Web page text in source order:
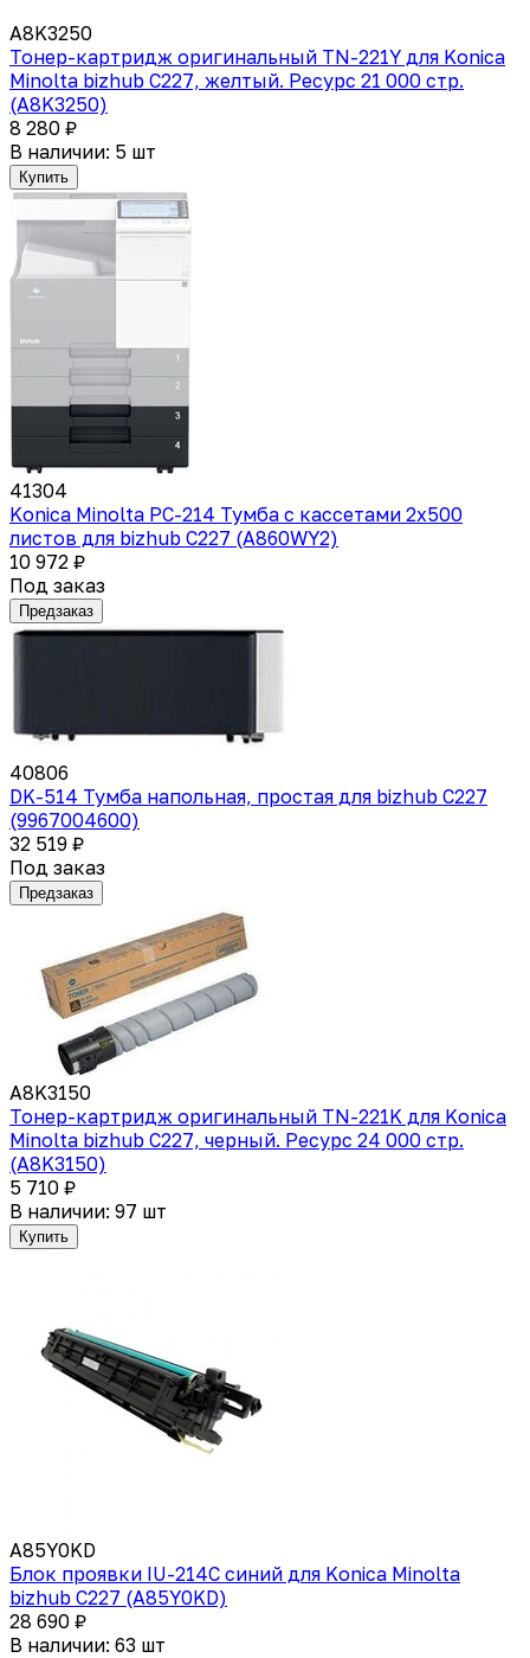
A8K3250
Тонер-картридж оригинальный TN-221Y для Konica
Minolta bizhub C227, желтый. Ресурс 21 000 стр.
(A8K3250)
8 280 ₽
В наличии: 5 шт
Купить
41304
Konica Minolta PC-214 Тумба с кассетами 2х500
листов для bizhub C227 (A860WY2)
10 972 ₽
Под заказ
Предзаказ
40806
DK-514 Тумба напольная, простая для bizhub C227
(9967004600)
32 519 ₽
Под заказ
Предзаказ
A8K3150
Тонер-картридж оригинальный TN-221K для Konica
Minolta bizhub C227, черный. Ресурс 24 000 стр.
(A8K3150)
5 710 ₽
В наличии: 97 шт
Купить
A85Y0KD
Блок проявки IU-214C синий для Konica Minolta
bizhub C227 (A85Y0KD)
28 690 ₽
В наличии: 63 шт